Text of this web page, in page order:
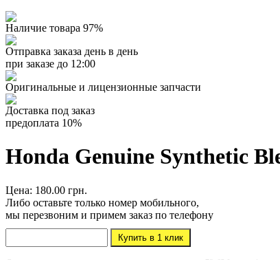
Наличие товара 97%
Отправка заказа день в день
при заказе до 12:00
Оригинальные и лицензионные запчасти
Доставка под заказ
предоплата 10%
Honda Genuine Synthetic
Цена: 180.00 грн.
Либо оставьте только номер мобильного,
мы перезвоним и примем заказ по телефону